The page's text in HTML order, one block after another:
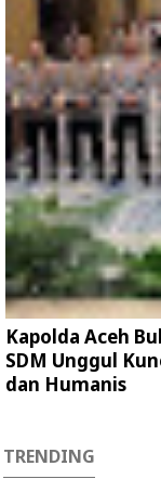
Kapolda Aceh
SDM Unggul
dan Humanis
TRENDING